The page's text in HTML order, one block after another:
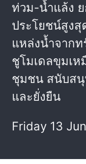
ท่วม-น้ำแล้ง
ประโยชน์สูง
แหล่งน้ำจาก
ชูโมเดลขุมเห
ชุมชน สนับสนุ
และยั่งยืน
Friday 13